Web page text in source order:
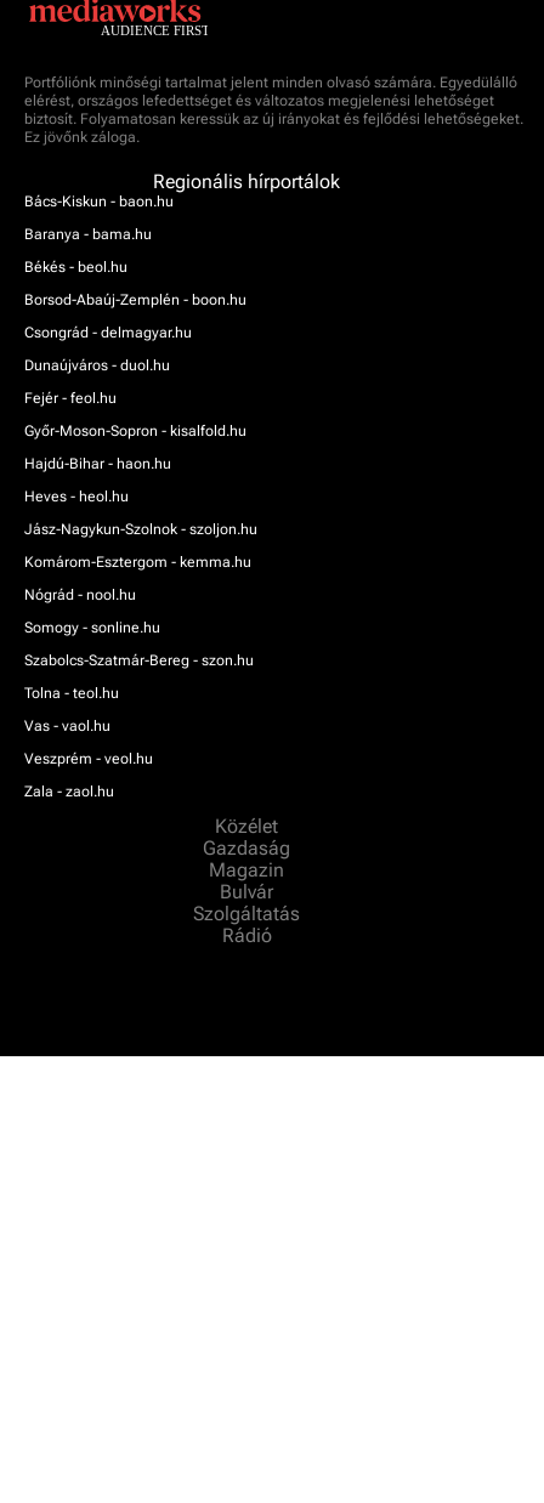
Portfóliónk minőségi tartalmat jelent minden olvasó számára. Egyedülálló
elérést, országos lefedettséget és változatos megjelenési lehetőséget
biztosít. Folyamatosan keressük az új irányokat és fejlődési lehetőségeket.
Ez jövőnk záloga.
Regionális hírportálok
Bács-Kiskun - baon.hu
Baranya - bama.hu
Békés - beol.hu
Borsod-Abaúj-Zemplén - boon.hu
Csongrád - delmagyar.hu
Dunaújváros - duol.hu
Fejér - feol.hu
Győr-Moson-Sopron - kisalfold.hu
Hajdú-Bihar - haon.hu
Heves - heol.hu
Jász-Nagykun-Szolnok - szoljon.hu
Komárom-Esztergom - kemma.hu
Nógrád - nool.hu
Somogy - sonline.hu
Szabolcs-Szatmár-Bereg - szon.hu
Tolna - teol.hu
Vas - vaol.hu
Veszprém - veol.hu
Zala - zaol.hu
Közélet
Gazdaság
Magazin
Bulvár
Szolgáltatás
Rádió